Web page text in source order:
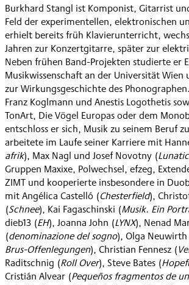
Burkhard Stangl ist Komponist, Gitarrist
Feld der experimentellen, elektronischen
erhielt bereits früh Klavierunterricht,
Jahren zur Konzertgitarre, später zur
Neben frühen Band-Projekten studierte er
Musikwissenschaft an der Universität
zur Wirkungsgeschichte des
Franz Koglmann und Anestis Logothetis
TonArt, Die Vögel Europas oder dem
entschloss er sich, Musik zu seinem Beruf
arbeitete im Laufe seiner Karriere mit
afrik), Max Nagl und Josef Novotny (
Gruppen Maxixe, Polwechsel, efzeg,
ZIMT und kooperierte insbesondere in
mit Angélica Castelló (Chesterfield),
(Schnee), Kai Fagaschinski (Musik. Ein
dieb13 (EH), Joanna John (LYNX), Nenad
(denominazione del sogno), Olga
Brus-Offenlegungen), Christian Fennesz (
Raditschnig (Roll Over), Steve Bates (
Cristián Alvear (Pequeños fragmentos de